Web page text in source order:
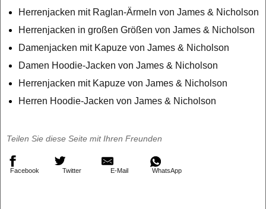
Herrenjacken mit Raglan-Ärmeln von James & Nicholson
Herrenjacken in großen Größen von James & Nicholson
Damenjacken mit Kapuze von James & Nicholson
Damen Hoodie-Jacken von James & Nicholson
Herrenjacken mit Kapuze von James & Nicholson
Herren Hoodie-Jacken von James & Nicholson
Teilen Sie diese Seite mit Ihren Freunden
Facebook Twitter E-Mail WhatsApp